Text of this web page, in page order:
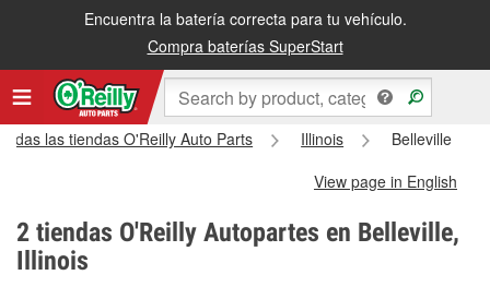
Encuentra la batería correcta para tu vehículo.
Compra baterías SuperStart
las tiendas O'Reilly Auto Parts Illinois
Belleville
View page in English
2 tiendas O'Reilly Autopartes en Belleville,
Illinois